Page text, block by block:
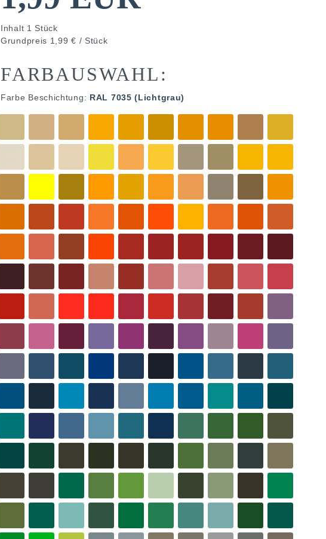
Inhalt 1 Stück
Grundpreis 1,99 € / Stück
FARBAUSWAHL:
Farbe Beschichtung: RAL 7035 (Lichtgrau)